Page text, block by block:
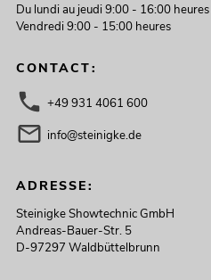
Du lundi au jeudi 9:00 - 16:00 heures
Vendredi 9:00 - 15:00 heures
CONTACT:
+49 931 4061 600
info@steinigke.de
ADRESSE:
Steinigke Showtechnic GmbH
Andreas-Bauer-Str. 5
D-97297 Waldbüttelbrunn